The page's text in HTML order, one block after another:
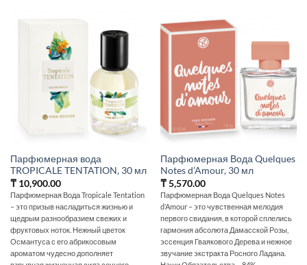
Парфюмерная вода
TROPICALE TENTATION, 30 мл
₸10,900.00
Парфюмерная Вода Tropicale Tentation
– это призыв насладиться жизнью и
щедрым разнообразием свежих и
фруктовых ноток. Нежный цветок
Османтуса с его абрикосовым
ароматом чудесно дополняет
Парфюмерная Вода Quelques
Notes d’Amour, 30 мл
₸5,570.00
Парфюмерная Вода Quelques Notes
d’Amour – это чувственная мелодия
первого свидания, в которой сплелись
гармония абсолюта Дамасской Розы,
эссенция Гваякового Дерева и нежное
звучание экстракта Росного Ладана.